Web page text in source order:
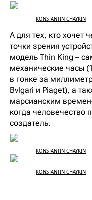
KONSTANTIN CHAYKIN
А для тех, кто хочет
точки зрения
модель Thin King –
механические часы
в гонке за
Bvlgari и Piaget), а
марсианским
когда человечество
создатель.
KONSTANTIN CHAYKIN
KONSTANTIN CHAYKIN